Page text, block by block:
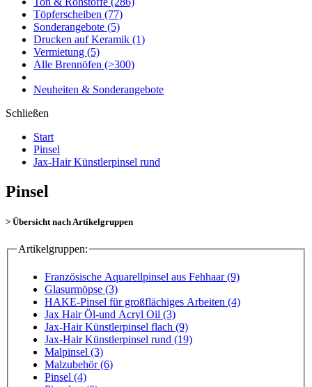
Töpferscheiben (77)
Sonderangebote (5)
Drucken auf Keramik (1)
Vermietung (5)
Alle Brennöfen (>300)
Neuheiten & Sonderangebote
Schließen
Start
Pinsel
Jax-Hair Künstlerpinsel rund
Pinsel
> Übersicht nach Artikelgruppen
Artikelgruppen:
Französische Aquarellpinsel aus Fehhaar (9)
Glasurmöpse (3)
HAKE-Pinsel für großflächiges Arbeiten (4)
Jax Hair Öl-und Acryl Oil (3)
Jax-Hair Künstlerpinsel flach (9)
Jax-Hair Künstlerpinsel rund (19)
Malpinsel (3)
Malzubehör (6)
Pinsel (4)